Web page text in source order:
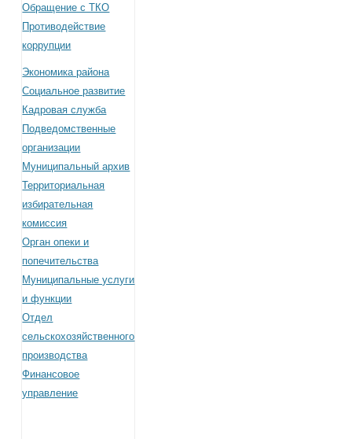
Обращение с ТКО
Противодействие
коррупции
Экономика района
Социальное развитие
Кадровая служба
Подведомственные
организации
Муниципальный архив
Территориальная
избирательная
комиссия
Орган опеки и
попечительства
Муниципальные услуги
и функции
Отдел
сельскохозяйственного
производства
Финансовое
управление